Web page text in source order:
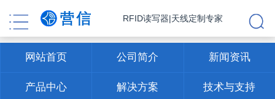
RFID读写器|天线定制专家
网站首页 公司简介 新闻资讯
产品中心 解决方案 技术与支持